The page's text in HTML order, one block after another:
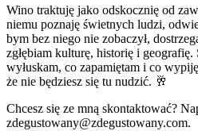
Wino traktuję jako odskocznię od
niemu poznaję świetnych ludzi,
bym bez niego nie zobaczył,
zgłębiam kulturę, historię i geografię.
wyłuskam, co zapamiętam i co
że nie będziesz się tu nudzić. 🥂
Chcesz się ze mną skontaktować?
zdegustowany@zdegustowany.com.